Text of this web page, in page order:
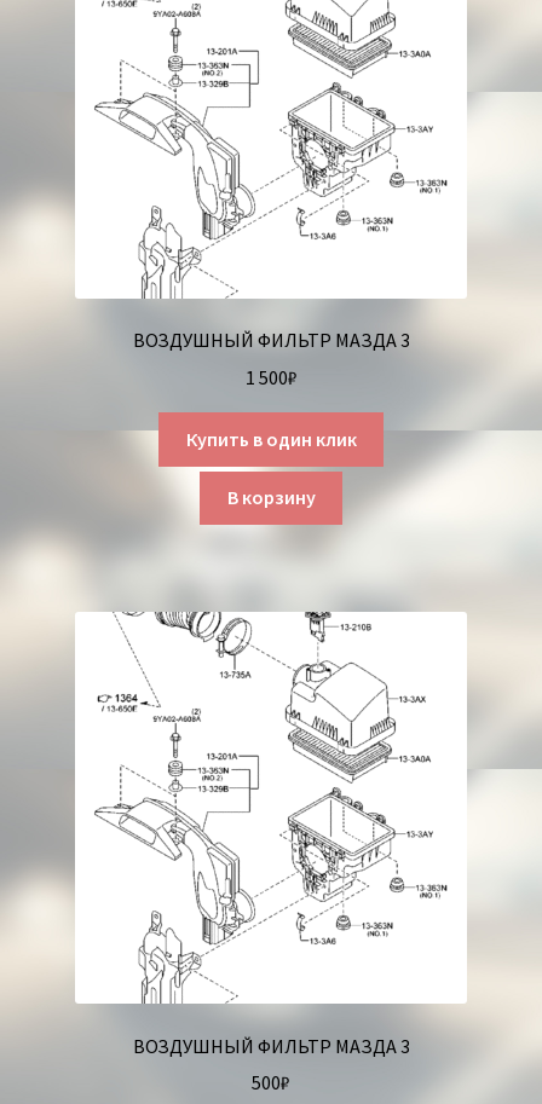
ВОЗДУШНЫЙ ФИЛЬТР МАЗДА 3
1 500₽
Купить в один клик
В корзину
ВОЗДУШНЫЙ ФИЛЬТР МАЗДА 3
500₽